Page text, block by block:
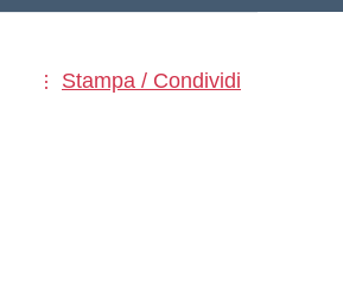
Stampa / Condividi